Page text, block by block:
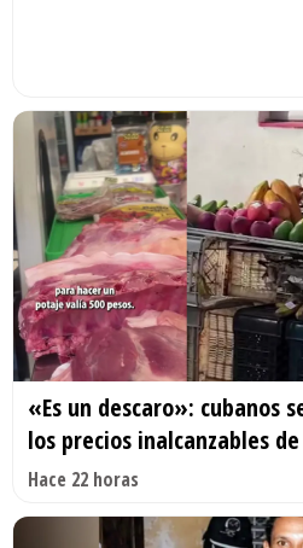
«Es un descaro»: cubanos
los precios inalcanzables
Hace 22 horas